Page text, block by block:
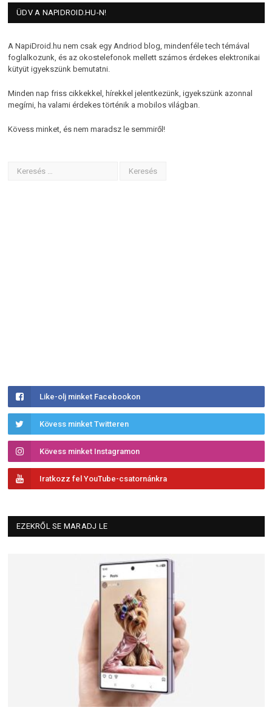
ÜDV A NAPIDROID.HU-N!
A NapiDroid.hu nem csak egy Andriod blog, mindenféle tech témával
foglalkozunk, és az okostelefonok mellett számos érdekes elektronikai
kütyüt igyekszünk bemutatni.
Minden nap friss cikkekkel, hírekkel jelentkezünk, igyekszünk azonnal
megírni, ha valami érdekes történik a mobilos világban.
Kövess minket, és nem maradsz le semmiről!
Like-olj minket Facebookon
Kövess minket Twitteren
Kövess minket Instagramon
Iratkozz fel YouTube-csatornánkra
EZEKRŐL SE MARADJ LE